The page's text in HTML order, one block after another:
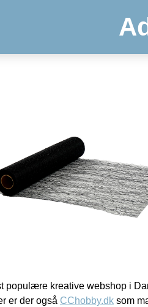
populære kreative webshop i
er der også CChobby.dk som